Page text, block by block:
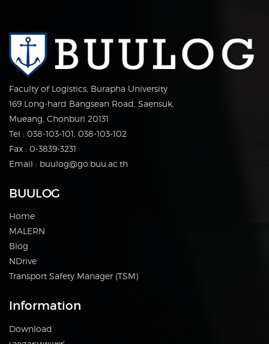
Faculty of Logistics, Burapha University
169 Long-hard Bangsean Road, Saensuk,
Mueang, Chonburi 20131
Tel : 038-103-101, 038-103-102
Fax : 0-3839-3231
Email : buulog@go.buu.ac.th
BUULOG
Home
MALERN
Blog
NDrive
Transport Safety Manager (TSM)
Information
Download